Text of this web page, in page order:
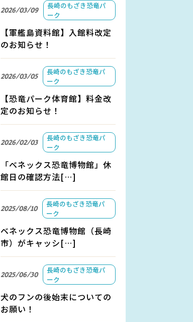
2026/03/09
長崎のもざき恐竜パ
ーク
【軍艦島資料館】入館料改定
のお知らせ！
2026/03/05
長崎のもざき恐竜パ
ーク
【恐竜パーク体育館】料金改
定のお知らせ！
2026/02/03
長崎のもざき恐竜パ
ーク
「ベネックス恐竜博物館」休
館日の確認方法[…]
2025/08/10
長崎のもざき恐竜パ
ーク
ベネックス恐竜博物館（長崎
市）がキャッシ[…]
2025/06/30
長崎のもざき恐竜パ
ーク
犬のフンの後始末についての
お願い！